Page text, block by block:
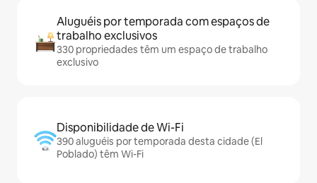
Aluguéis por temporada com espaços de
trabalho exclusivos
330 propriedades têm um espaço de trabalho
exclusivo
Disponibilidade de Wi-Fi
390 aluguéis por temporada desta cidade (El
Poblado) têm Wi-Fi